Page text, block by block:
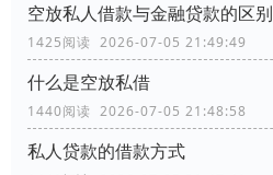
空放私人借款与金融贷款的区别
1425阅读 2026-07-05 21:49:49
什么是空放私借
1440阅读 2026-07-05 21:48:58
私人贷款的借款方式